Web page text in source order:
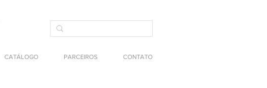
CATÁLOGO PARCEIROS CONTATO